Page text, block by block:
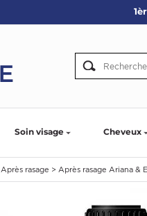
Soin visage Cheveux
Après rasage > Après rasage Ariana &